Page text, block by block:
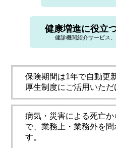
健康増進に役立
健診機関紹介サービス
保険期間は1年で自動更
厚生制度にご活用いただ
病気・災害による死亡か
で、業務上・業務外を
す。